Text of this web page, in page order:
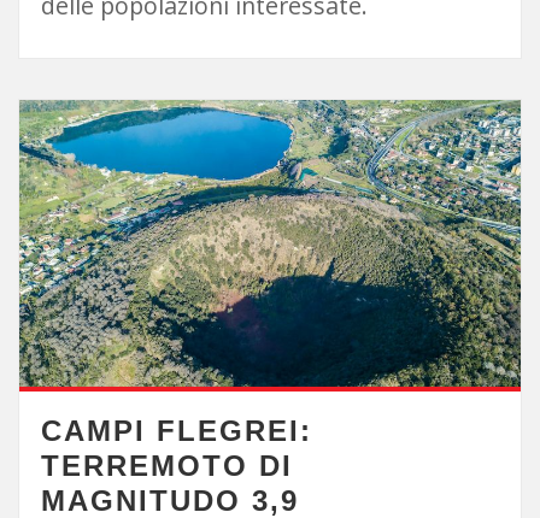
CAMPI FLEGREI:
TERREMOTO DI
MAGNITUDO 3,9